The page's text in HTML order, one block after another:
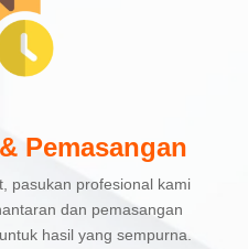
Pemasangan
pasukan profesional kami
dan pemasangan
hasil yang sempurna.